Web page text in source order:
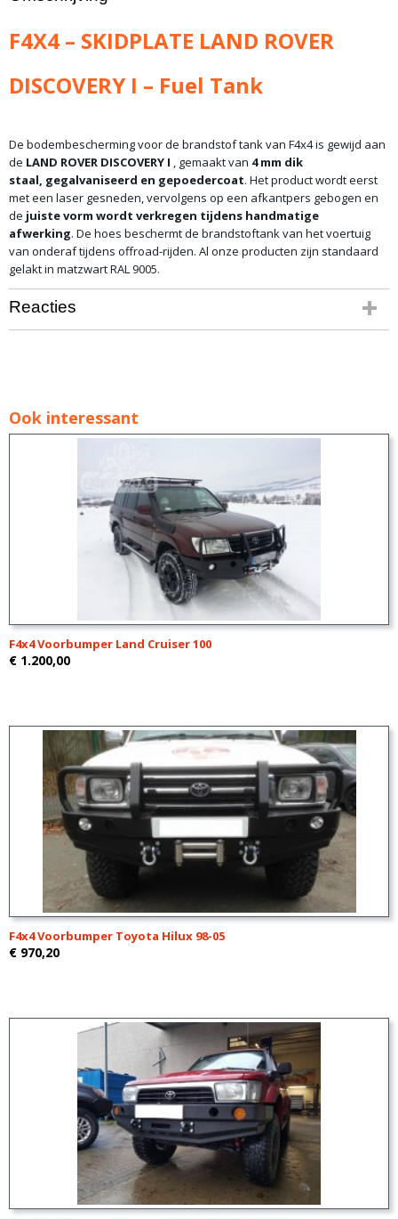
41,00 Kg
F4X4 – SKIDPLATE LAND ROVER
DISCOVERY I – Fuel Tank
De bodembescherming voor de brandstof tank van F4x4 is gewijd aan
de LAND ROVER DISCOVERY I , gemaakt van 4 mm dik
staal, gegalvaniseerd en gepoedercoat. Het product wordt eerst
met een laser gesneden, vervolgens op een afkantpers gebogen en
de juiste vorm wordt verkregen tijdens handmatige
afwerking. De hoes beschermt de brandstoftank van het voertuig
van onderaf tijdens offroad-rijden. Al onze producten zijn standaard
gelakt in matzwart RAL 9005.
Reacties
Ook interessant
F4x4 Voorbumper Land Cruiser 100
€ 1.200,00
F4x4 Voorbumper Toyota Hilux 98-05
€ 970,20